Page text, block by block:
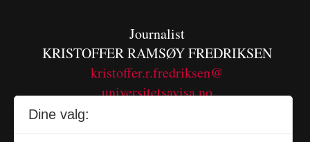
Journalist
KRISTOFFER RAMSØY FREDRIKSEN
kristoffer.r.fredriksen@
universitetsavisa.no
Dine valg: